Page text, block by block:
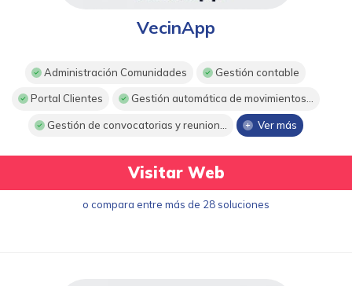
VecinApp
Administración Comunidades Gestión contable
Portal Clientes Gestión automática de movimientos...
Gestión de convocatorias y reunion... Ver más
Visitar Web
o compara entre más de 28 soluciones